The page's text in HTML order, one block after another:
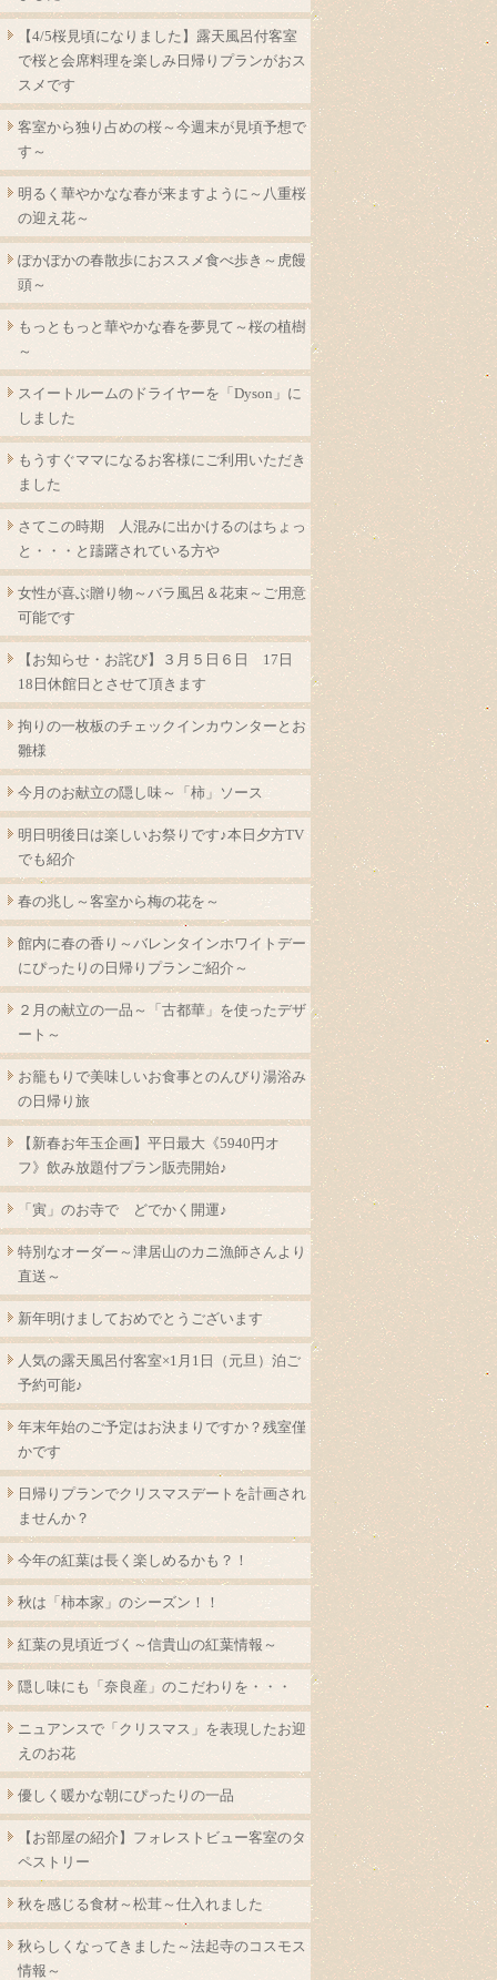
【4/5桜見頃になりました】露天風呂付客室
で桜と会席料理を楽しみ日帰りプランがおス
スメです
客室から独り占めの桜～今週末が見頃予想で
す～
明るく華やかなな春が来ますように～八重桜
の迎え花～
ぽかぽかの春散歩におススメ食べ歩き～虎饅
頭～
もっともっと華やかな春を夢見て～桜の植樹
～
スイートルームのドライヤーを「Dyson」に
しました
もうすぐママになるお客様にご利用いただき
ました
さてこの時期 人混みに出かけるのはちょっ
と・・・と躊躇されている方や
女性が喜ぶ贈り物～バラ風呂＆花束～ご用意
可能です
【お知らせ・お詫び】３月５日６日 17日
18日休館日とさせて頂きます
拘りの一枚板のチェックインカウンターとお
雛様
今月のお献立の隠し味～「柿」ソース
明日明後日は楽しいお祭りです♪本日夕方TV
でも紹介
春の兆し～客室から梅の花を～
館内に春の香り～バレンタインホワイトデー
にぴったりの日帰りプランご紹介～
２月の献立の一品～「古都華」を使ったデザ
ート～
お籠もりで美味しいお食事とのんびり湯浴み
の日帰り旅
【新春お年玉企画】平日最大《5940円オ
フ》飲み放題付プラン販売開始♪
「寅」のお寺で どでかく開運♪
特別なオーダー～津居山のカニ漁師さんより
直送～
新年明けましておめでとうございます
人気の露天風呂付客室×1月1日（元旦）泊ご
予約可能♪
年末年始のご予定はお決まりですか？残室僅
かです
日帰りプランでクリスマスデートを計画され
ませんか？
今年の紅葉は長く楽しめるかも？！
秋は「柿本家」のシーズン！！
紅葉の見頃近づく～信貴山の紅葉情報～
隠し味にも「奈良産」のこだわりを・・・
ニュアンスで「クリスマス」を表現したお迎
えのお花
優しく暖かな朝にぴったりの一品
【お部屋の紹介】フォレストビュー客室のタ
ペストリー
秋を感じる食材～松茸～仕入れました
秋らしくなってきました～法起寺のコスモス
情報～